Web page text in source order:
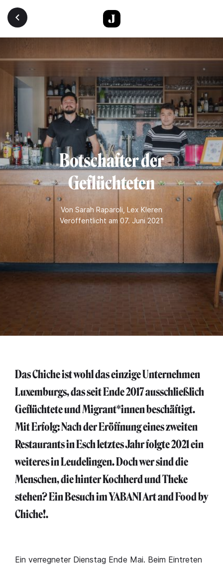
Direkt zum Inhalt
Botschafter der
Geflüchteten
Von Sarah Raparoli Lex Kleren
Veröffentlicht am 07. Juni 2021
Das Chiche ist wohl das einzige Unternehmen
Luxemburgs, das seit Ende 2017 ausschließlich
Geflüchtete und Migrant*innen beschäftigt.
Mit Erfolg: Nach der Eröffnung eines zweiten
Restaurants in Esch letztes Jahr folgte 2021 ein
weiteres in Leudelingen. Doch wer sind die
Menschen, die hinter Kochherd und Theke
stehen? Ein Besuch im YABANI Art and Food by
Chiche!.
Ein verregneter Dienstag Ende Mai. Beim Eintreten